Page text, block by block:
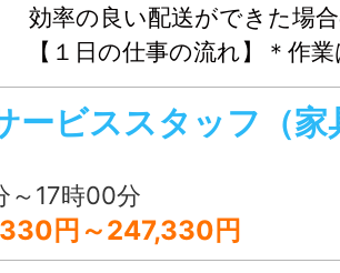
効率の良い配送ができた場
【１日の仕事の流れ】＊作業
営業所に出社 → 積み込
達／お客様宅での家具の組立
愛媛県内です。 ●各種手
円～約５０万円 上限３５万円
記例に含みます。 ※準中型免
乗務のためには取得の 必要
～17時00分
円～247,330円